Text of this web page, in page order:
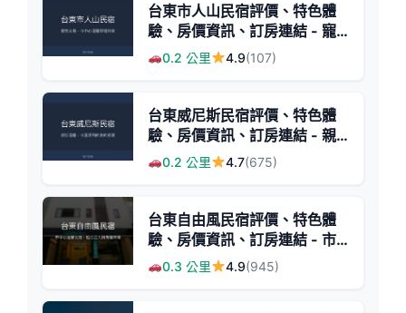
台東市人山民宿評價、特色體
驗、房價資訊、訂房連結 - 寵
物友善與市中心便利住宿
0.2 公里 4.9(107)
台東威尼斯民宿評價、特色體
驗、房價資訊、訂房連結 - 親
切服務與便利市區住宿
0.2 公里 4.7(675)
台東自由風民宿評價、特色體
驗、房價資訊、訂房連結 - 市
中心便利停車
0.3 公里 4.9(945)